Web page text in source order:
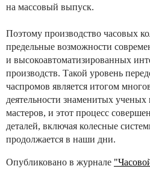
на массовый выпуск.
Поэтому производство часовых
предельные возможности
и высокоавтоматизированных
производств. Такой уровень
часпромов является итогом
деятельности знаменитых
мастеров, и этот процесс
деталей, включая колесные
продолжается в наши дни.
Опубликовано в журнале